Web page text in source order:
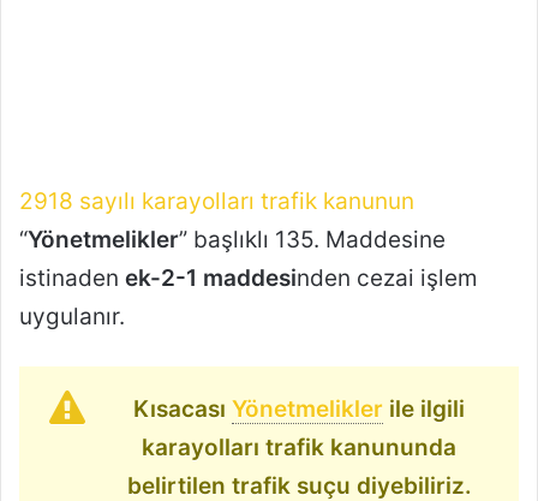
2918 sayılı karayolları trafik kanunun
“Yönetmelikler” başlıklı 135. Maddesine
istinaden ek-2-1 maddesinden cezai işlem
uygulanır.
Kısacası Yönetmelikler ile ilgili
karayolları trafik kanununda
belirtilen trafik suçu diyebiliriz.